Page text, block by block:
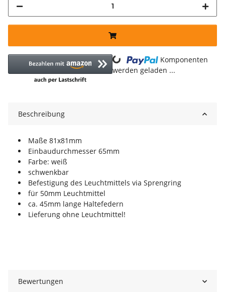
Loading...
Komponenten
werden geladen ...
Beschreibung
Maße 81x81mm
Einbaudurchmesser 65mm
Farbe: weiß
schwenkbar
Befestigung des Leuchtmittels via Sprengring
für 50mm Leuchtmittel
ca. 45mm lange Haltefedern
Lieferung ohne Leuchtmittel!
Bewertungen